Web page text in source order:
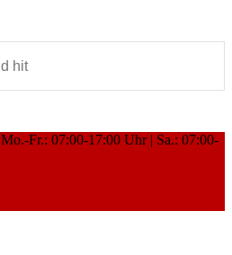
Mo.-Fr.: 07:00-17:00 Uhr | Sa.: 07:00-